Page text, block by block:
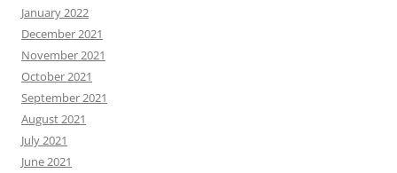
January 2022
December 2021
November 2021
October 2021
September 2021
August 2021
July 2021
June 2021